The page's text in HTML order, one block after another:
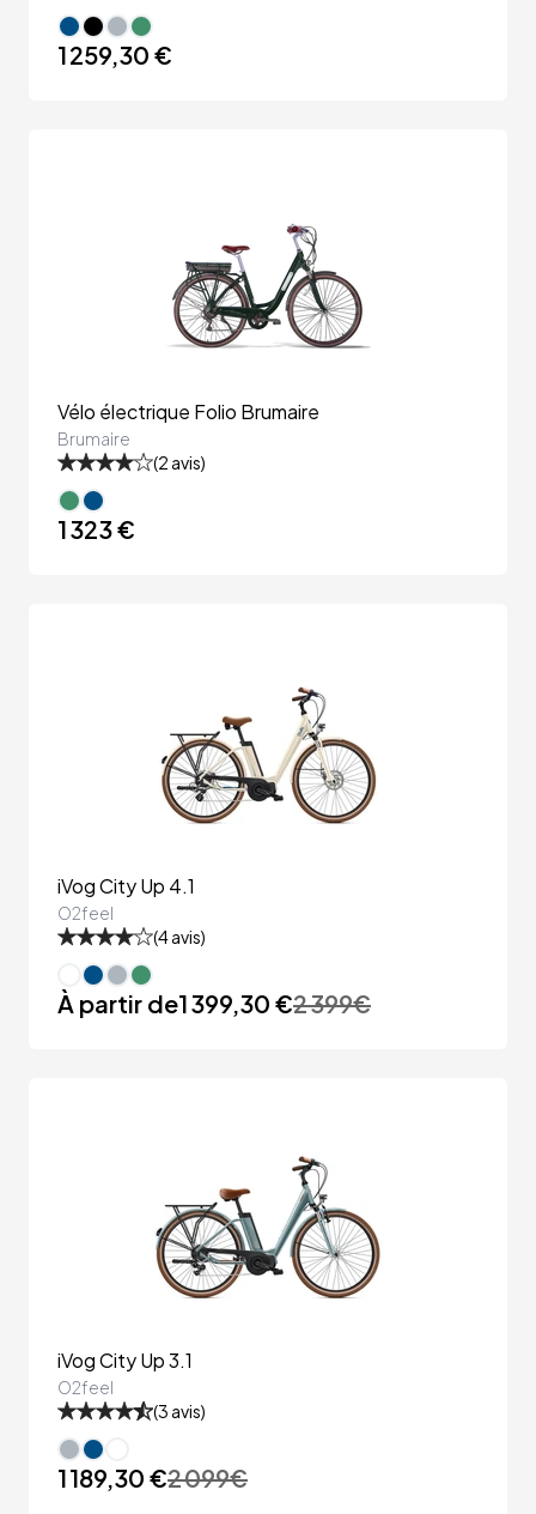
1 259,30 €
Vélo électrique Folio Brumaire
Brumaire
(2 avis)
1 323 €
iVog City Up 4.1
O2feel
(4avis)
À partir de1 399,30 €2 399€
iVog City Up 3.1
O2feel
(3 avis)
1 189,30 €2 099€